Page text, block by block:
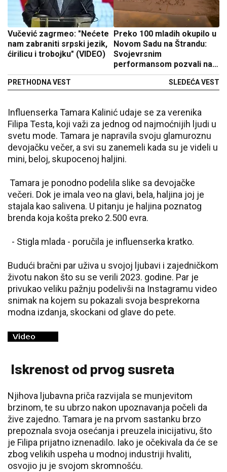
Vučević zagrmeo: "Nećete
nam zabraniti srpski jezik,
ćirilicu i trobojku" (VIDEO)
PRETHODNA VEST
Preko 100 mladih okupilo u
Novom Sadu na Štrandu:
Svojevrsnim
performansom pozvali na
skup 27.06.
SLEDEĆA VEST
Influenserka Tamara Kalinić udaje se za verenika
Filipa Testa, koji važi za jednog od najmoćnijih ljudi u
svetu mode. Tamara je napravila svoju glamuroznu
devojačku večer, a svi su zanemeli kada su je videli u
mini, beloj, skupocenoj haljini.
Tamara je ponodno podelila slike sa devojačke
večeri. Dok je imala veo na glavi, bela, haljina joj je
stajala kao salivena. U pitanju je haljina poznatog
brenda koja košta preko 2.500 evra.
- Stigla mlada - poručila je influenserka kratko.
Budući bračni par uživa u svojoj ljubavi i zajedničkom
životu nakon što su se verili 2023. godine. Par je
privukao veliku pažnju podelivši na Instagramu video
snimak na kojem su pokazali svoja besprekorna
modna izdanja, skockani od glave do pete.
Iskrenost od prvog susreta
Njihova ljubavna priča razvijala se munjevitom
brzinom, te su ubrzo nakon upoznavanja počeli da
žive zajedno. Tamara je na prvom sastanku brzo
prepoznala svoja osećanja i preuzela inicijativu, što
je Filipa prijatno iznenadilo. Iako je očekivala da će se
zbog velikih uspeha u modnoj industriji hvaliti,
osvojio ju je svojom skromnošću.